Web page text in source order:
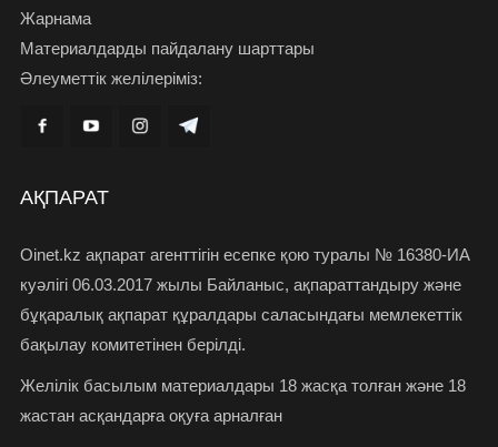
Жарнама
Материалдарды пайдалану шарттары
Әлеуметтік желілеріміз:
АҚПАРАТ
Oinet.kz ақпарат агенттігін есепке қою туралы № 16380-ИА
куәлігі 06.03.2017 жылы Байланыс, ақпараттандыру және
бұқаралық ақпарат құралдары саласындағы мемлекеттік
бақылау комитетінен берілді.
Желілік басылым материалдары 18 жасқа толған және 18
жастан асқандарға оқуға арналған